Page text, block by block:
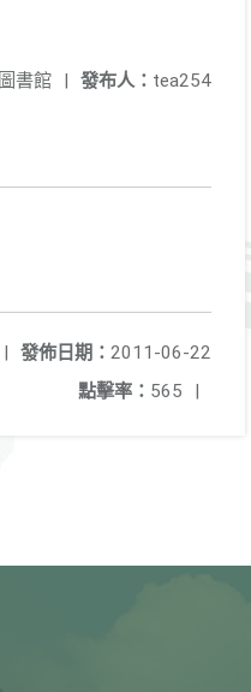
發布人： tea254
圖書館 |
發佈日期： 2011-06-22
|
點擊率： 565 |